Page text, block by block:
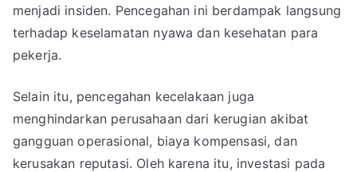
menjadi insiden. Pencegahan ini berdampak langsung
terhadap keselamatan nyawa dan kesehatan para
pekerja.
Selain itu, pencegahan kecelakaan juga
menghindarkan perusahaan dari kerugian akibat
gangguan operasional, biaya kompensasi, dan
kerusakan reputasi. Oleh karena itu, investasi pada